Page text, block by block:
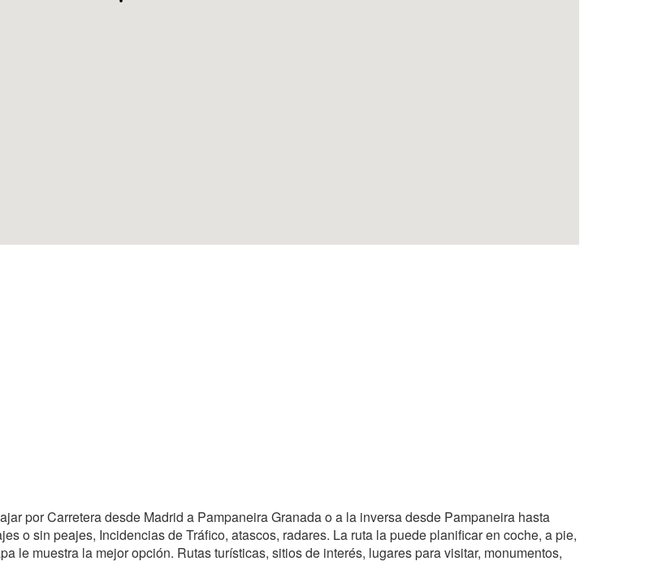
por Carretera desde Madrid a Pampaneira Granada o a la inversa desde Pampaneira hasta
o sin peajes, Incidencias de Tráfico, atascos, radares. La ruta la puede planificar en coche, a pie,
le muestra la mejor opción. Rutas turísticas, sitios de interés, lugares para visitar, monumentos,